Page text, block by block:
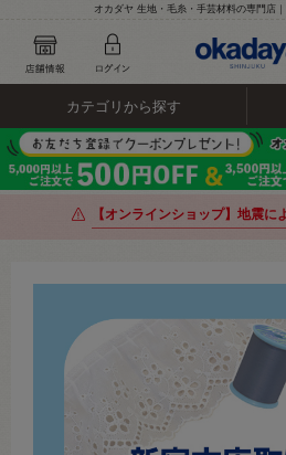
オカダヤ 生地・毛糸・手芸材料の専門店
カテゴリから探す
【オンラインショップ】地震に